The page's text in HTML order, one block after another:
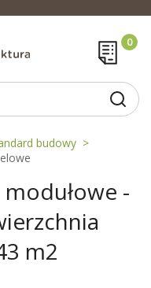
budowy
-
m2